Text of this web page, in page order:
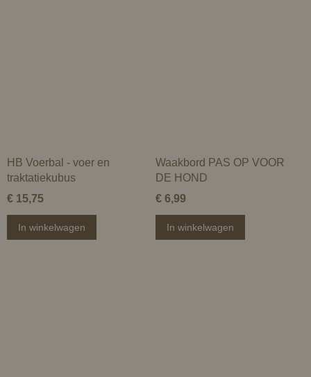
HB Voerbal - voer en
traktatiekubus
€ 15,75
In winkelwagen
Waakbord PAS OP VOOR
DE HOND
€ 6,99
In winkelwagen